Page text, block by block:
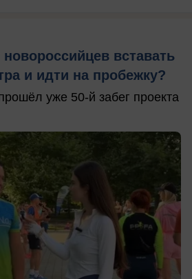
новороссийцев вставать
и идти на пробежку?
уже 50-й забег проекта